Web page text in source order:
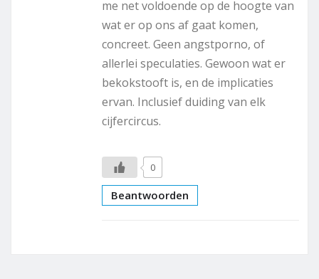
me net voldoende op de hoogte van
wat er op ons af gaat komen,
concreet. Geen angstporno, of
allerlei speculaties. Gewoon wat er
bekokstooft is, en de implicaties
ervan. Inclusief duiding van elk
cijfercircus.
0
Beantwoorden